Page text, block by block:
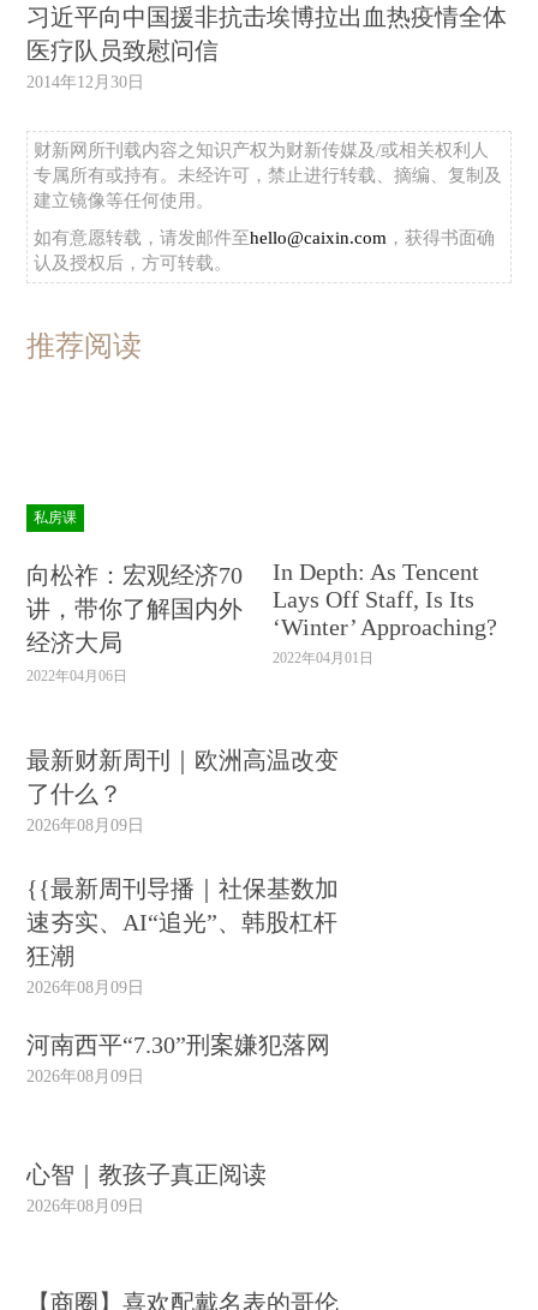
习近平向中国援非抗击埃博拉出血热疫情全体
医疗队员致慰问信
2014年12月30日
财新网所刊载内容之知识产权为财新传媒及/或相关权利人
专属所有或持有。未经许可，禁止进行转载、摘编、复制及
建立镜像等任何使用。
如有意愿转载，请发邮件至hello@caixin.com ，获得书面确
认及授权后，方可转载。
推荐阅读
私房课
向松祚：宏观经济70
讲，带你了解国内外
经济大局
2022年04月06日
In Depth: As Tencent
Lays Off Staff, Is Its
‘Winter’ Approaching?
2022年04月01日
最新财新周刊｜欧洲高温改变
了什么？
2026年08月09日
{{最新周刊导播｜社保基数加
速夯实、AI“追光”、韩股杠杆
狂潮
2026年08月09日
河南西平“7.30”刑案嫌犯落网
2026年08月09日
心智｜教孩子真正阅读
2026年08月09日
【商圈】喜欢配戴名表的哥伦